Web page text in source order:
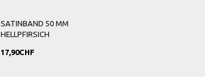
SATINBAND 50 MM
HELLPFIRSICH
17,90CHF